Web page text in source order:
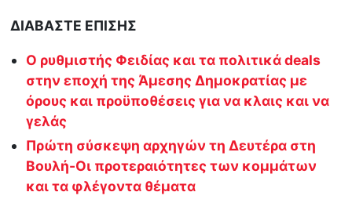
ΔΙΑΒΑΣΤΕ ΕΠΙΣΗΣ
Ο ρυθμιστής Φειδίας και τα πολιτικά deals
στην εποχή της Άμεσης Δημοκρατίας με
όρους και προϋποθέσεις για να κλαις και να
γελάς
Πρώτη σύσκεψη αρχηγών τη Δευτέρα στη
Βουλή-Οι προτεραιότητες των κομμάτων
και τα φλέγοντα θέματα